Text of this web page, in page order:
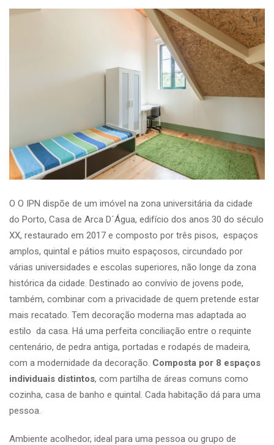
O O IPN dispõe de um imóvel na zona universitária da cidade
do Porto, Casa de Arca D´Água, edifício dos anos 30 do século
XX, restaurado em 2017 e composto por três pisos, espaços
amplos, quintal e pátios muito espaçosos, circundado por
várias universidades e escolas superiores, não longe da zona
histórica da cidade. Destinado ao convívio de jovens pode,
também, combinar com a privacidade de quem pretende estar
mais recatado. Tem decoração moderna mas adaptada ao
estilo da casa. Há uma perfeita conciliação entre o requinte
centenário, de pedra antiga, portadas e rodapés de madeira,
com a modernidade da decoração. Composta por 8 espaços
individuais distintos, com partilha de áreas comuns como
cozinha, casa de banho e quintal. Cada habitação dá para uma
pessoa.
Ambiente acolhedor, ideal para uma pessoa ou grupo de